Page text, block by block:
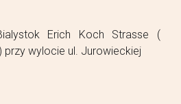
Erich Koch Strasse (
przy wylocie ul. Jurowieckiej